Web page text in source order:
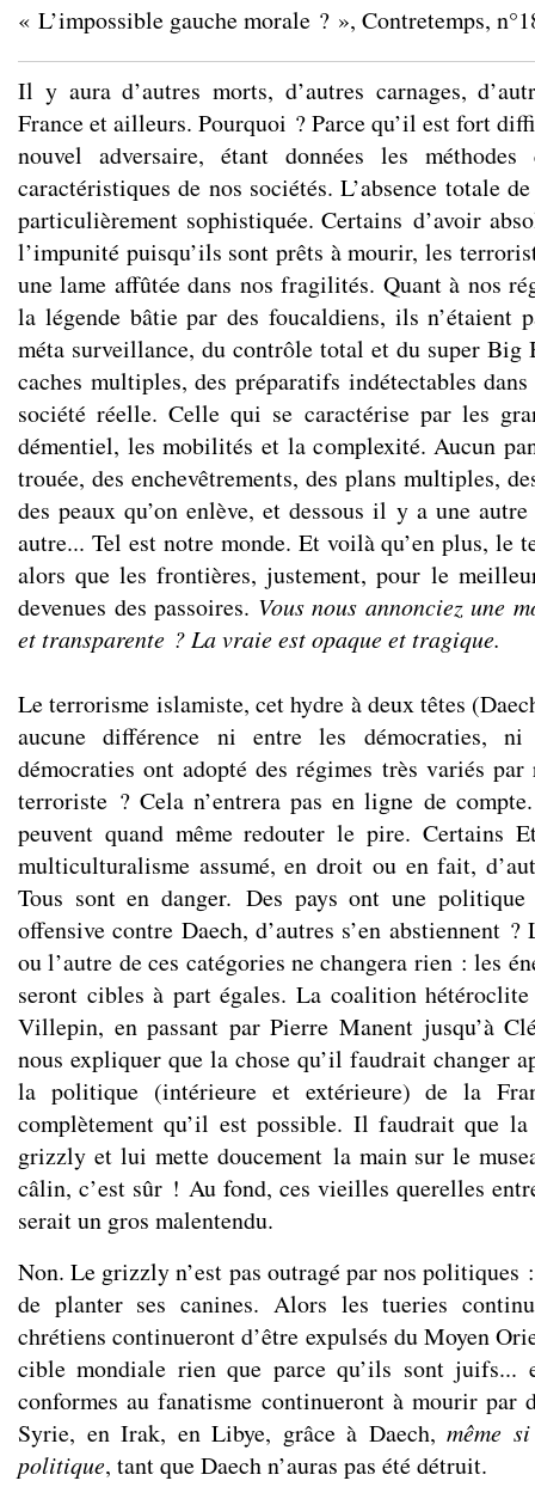
« L’impossible gauche morale ? », Contretemps,
Il y aura d’autres morts, d’autres carnages,
France et ailleurs. Pourquoi ? Parce qu’il est fort
nouvel adversaire, étant données les
caractéristiques de nos sociétés. L’absence totale
particulièrement sophistiquée. Certains d’avoir
l’impunité puisqu’ils sont prêts à mourir, les
une lame affûtée dans nos fragilités. Quant à nos
la légende bâtie par des foucaldiens, ils n’étaient
méta surveillance, du contrôle total et du super Big
caches multiples, des préparatifs indétectables
société réelle. Celle qui se caractérise par les
démentiel, les mobilités et la complexité. Aucun
trouée, des enchevêtrements, des plans multiples,
des peaux qu’on enlève, et dessous il y a une
autre... Tel est notre monde. Et voilà qu’en plus, le
alors que les frontières, justement, pour le
devenues des passoires. Vous nous annonciez une
et transparente ? La vraie est opaque et tragique.
Le terrorisme islamiste, cet hydre à deux têtes
aucune différence ni entre les démocraties,
démocraties ont adopté des régimes très variés par
terroriste ? Cela n’entrera pas en ligne de
peuvent quand même redouter le pire. Certains
multiculturalisme assumé, en droit ou en fait,
Tous sont en danger. Des pays ont une
offensive contre Daech, d’autres s’en abstiennent ?
ou l’autre de ces catégories ne changera rien : les
seront cibles à part égales. La coalition
Villepin, en passant par Pierre Manent jusqu’à
nous expliquer que la chose qu’il faudrait changer
la politique (intérieure et extérieure) de la
complètement qu’il est possible. Il faudrait que la
grizzly et lui mette doucement la main sur le
câlin, c’est sûr ! Au fond, ces vieilles querelles
serait un gros malentendu.
Non. Le grizzly n’est pas outragé par nos
de planter ses canines. Alors les tueries
chrétiens continueront d’être expulsés du Moyen
cible mondiale rien que parce qu’ils sont juifs...
conformes au fanatisme continueront à mourir par
Syrie, en Irak, en Libye, grâce à Daech,même
politique, tant que Daech n’auras pas été détruit.